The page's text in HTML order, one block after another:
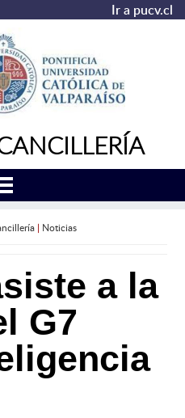
Ir a pucv.cl
| Noticias
a la
G7